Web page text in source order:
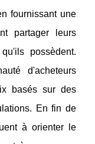
fournissant une
partager leurs
possèdent.
d'acheteurs
basés sur des
En fin de
à orienter le